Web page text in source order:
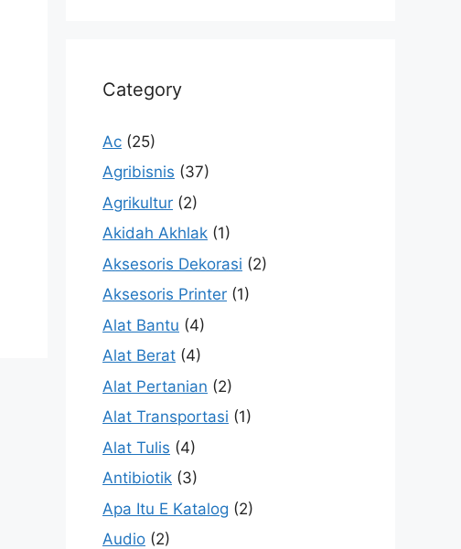
Category
Ac (25)
Agribisnis (37)
Agrikultur (2)
Akidah Akhlak (1)
Aksesoris Dekorasi (2)
Aksesoris Printer (1)
Alat Bantu (4)
Alat Berat (4)
Alat Pertanian (2)
Alat Transportasi (1)
Alat Tulis (4)
Antibiotik (3)
Apa Itu E Katalog (2)
Audio (2)